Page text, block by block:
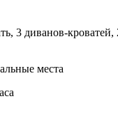
3 диванов-
места